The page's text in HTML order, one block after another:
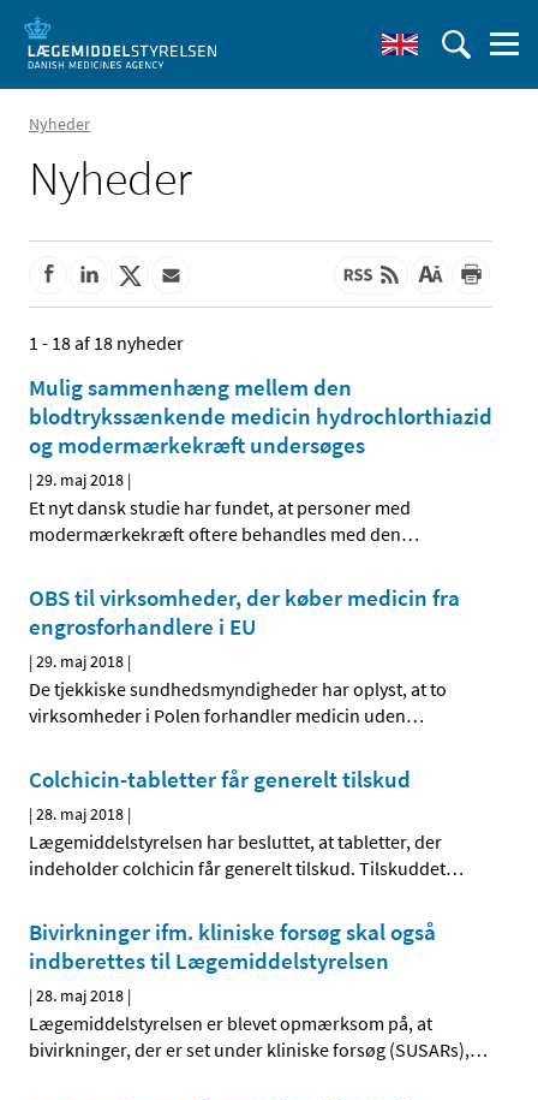
Nyheder
Nyheder
1 - 18 af 18 nyheder
Mulig sammenhæng mellem den
blodtrykssænkende medicin hydrochlorthiazid
og modermærkekræft undersøges
|29. maj 2018 |
Et nyt dansk studie har fundet, at personer med
modermærkekræft oftere behandles med den…
OBS til virksomheder, der køber medicin fra
engrosforhandlere i EU
|29. maj 2018 |
De tjekkiske sundhedsmyndigheder har oplyst, at to
virksomheder i Polen forhandler medicin uden…
Colchicin-tabletter får generelt tilskud
|28. maj 2018 |
Lægemiddelstyrelsen har besluttet, at tabletter, der
indeholder colchicin får generelt tilskud. Tilskuddet…
Bivirkninger ifm. kliniske forsøg skal også
indberettes til Lægemiddelstyrelsen
|28. maj 2018 |
Lægemiddelstyrelsen er blevet opmærksom på, at
bivirkninger, der er set under kliniske forsøg (SUSARs),…